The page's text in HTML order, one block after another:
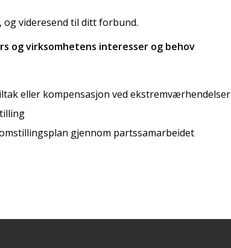
og videresend til ditt forbund.
og virksomhetens interesser og behov
eller kompensasjon ved ekstremværhendelser
gjennom partssamarbeidet